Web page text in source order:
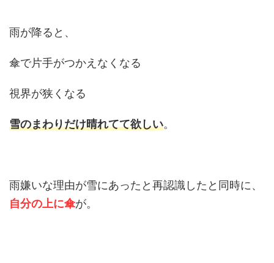
雨が降ると、
傘で片手がつかえなくなる
視界が狭くなる
雪のまわりだけ晴れてて欲しい。
雨嫌いな理由が雪にあったと再認識したと同時に、
自分の上に傘が。